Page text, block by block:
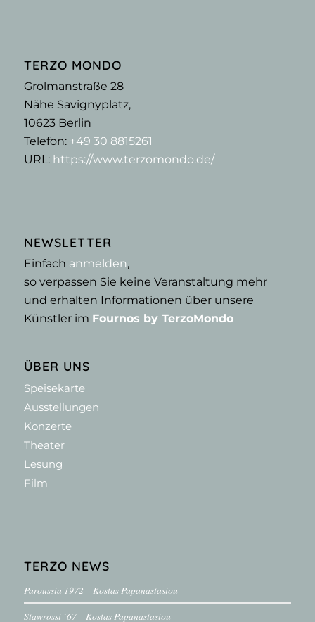
TERZO MONDO
Grolmanstraße 28
Nähe Savignyplatz,
10623Berlin
Telefon: +49 30 8815261
URL: https://www.terzomondo.de/
NEWSLETTER
Einfach anmelden,
so verpassen Sie keine Veranstaltung mehr
und erhalten Informationen über unsere
Künstler im Fournos by TerzoMondo
ÜBER UNS
Speisekarte
Ausstellungen
Konzerte
Theater
Lesung
Film
TERZO NEWS
Paroussia 1972 – Kostas Papanastasiou
Stawrossi ´67 – Kostas Papanastasiou